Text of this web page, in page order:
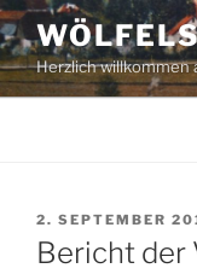
Zum
Inhalt
springenHerzlich willkommen
VERÖFFENTLICHT
AM
2. SEPTEMBER
Bericht der